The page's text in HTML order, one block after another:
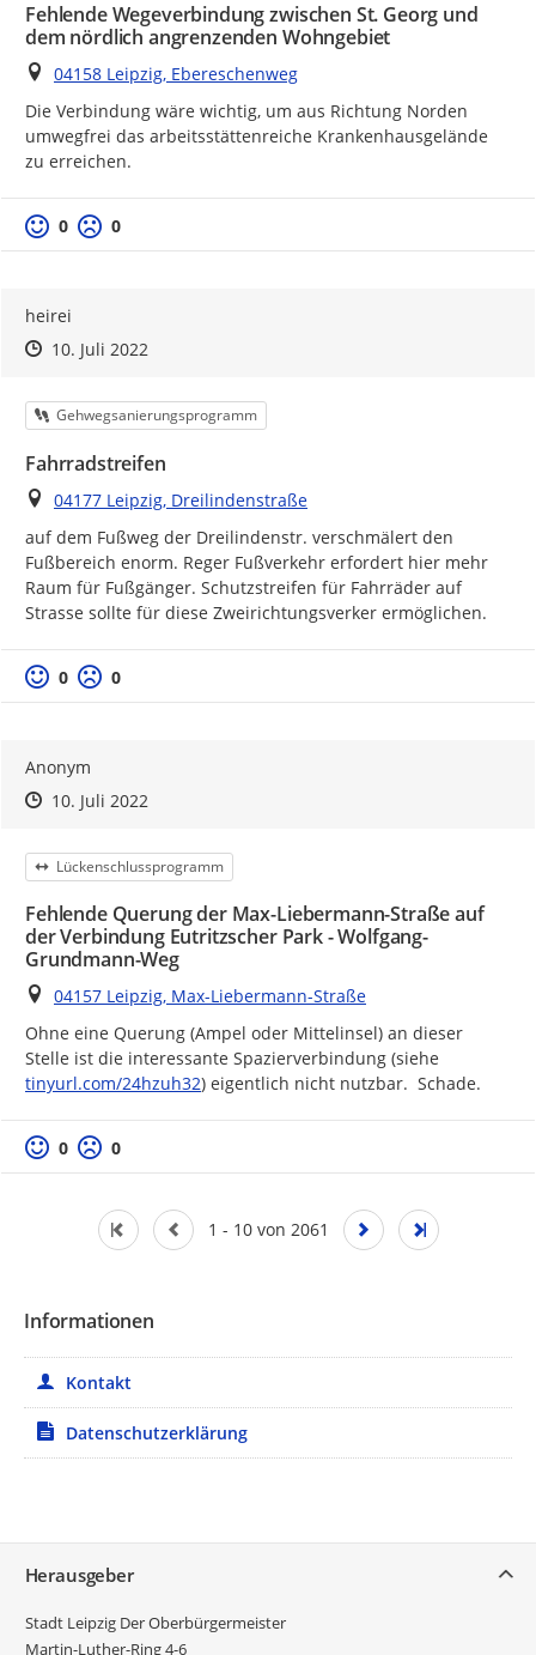
Fehlende Wegeverbindung zwischen St. Georg und
dem nördlich angrenzenden Wohngebiet
Ort
04158 Leipzig, Ebereschenweg
Die Verbindung wäre wichtig, um aus Richtung Norden
umwegfrei das arbeitsstättenreiche Krankenhausgelände
zu erreichen.
Positive Bewertung
0 Negative Bewertung
0
heirei
Zeitpunkt des Erstellens
Zeitpunkt des Erstellens
10. Juli 2022Zur Äußerung
Kategorie
Gehwegsanierungsprogramm
Fahrradstreifen
Ort
04177 Leipzig, Dreilindenstraße
auf dem Fußweg der Dreilindenstr. verschmälert den
Fußbereich enorm. Reger Fußverkehr erfordert hier mehr
Raum für Fußgänger. Schutzstreifen für Fahrräder auf
Strasse sollte für diese Zweirichtungsverker ermöglichen.
Positive Bewertung
0 Negative Bewertung
0
Anonym
Zeitpunkt des Erstellens
Zeitpunkt des Erstellens
10. Juli 2022Zur Äußerung
Kategorie
Lückenschlussprogramm
Fehlende Querung der Max-Liebermann-Straße auf
der Verbindung Eutritzscher Park - Wolfgang-
Grundmann-Weg
Ort
04157 Leipzig, Max-Liebermann-Straße
Ohne eine Querung (Ampel oder Mittelinsel) an dieser
Stelle ist die interessante Spazierverbindung (siehe
tinyurl.com/24hzuh32) eigentlich nicht nutzbar.  Schade.
Positive Bewertung
0 Negative Bewertung
0
1 - 10 von 2061
Informationen
Kontakt
Datenschutzerklärung
Herausgeber
Stadt Leipzig Der Oberbürgermeister
Martin-Luther-Ring 4-6